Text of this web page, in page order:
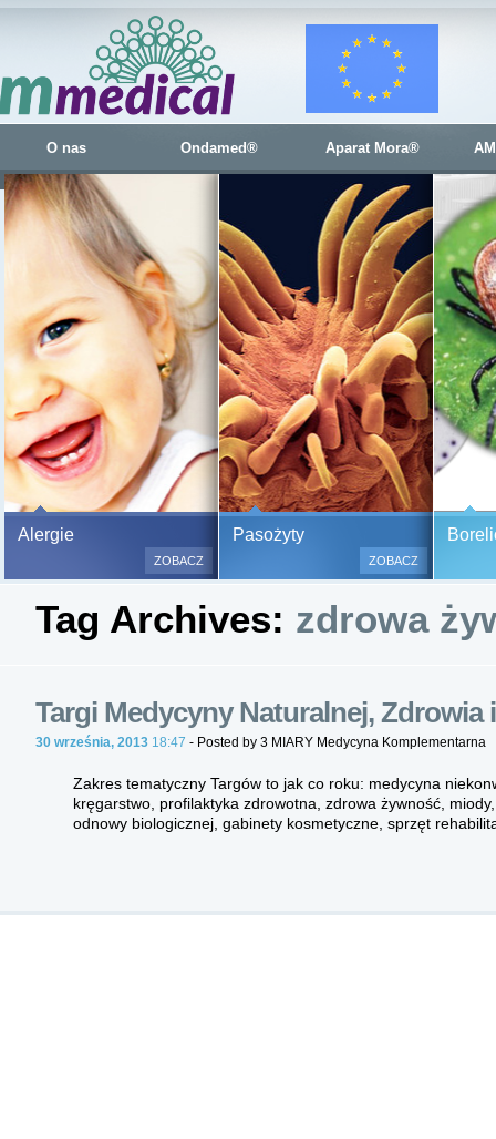
O nas Ondamed® Aparat Mora®
Alergie
Bezbolesne testy alergiczne
500 alergenów oraz zabiegi
odczulające.
Testy są bezbolesne i
(bez nakłuwania i nacinania,
ZOBACZ
Pasożyty
ZOBACZ
Tag Archives: zdrowa
Targi Medycyny Naturalnej, Zdrowia
30 września, 2013 18:47 - Posted by 3 MIARY Medycyna Komplementarna
Zakres tematyczny Targów to jak co roku: medycyna
kręgarstwo, profilaktyka zdrowotna, zdrowa żywność,
odnowy biologicznej, gabinety kosmetyczne, sprzęt